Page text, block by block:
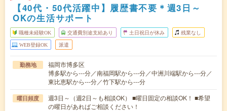
【40代・50代活躍中】履歴書不要＊週3日～
OKの生活サポート
職種未経験OK 交通費別途支給あり 土日祝日が休み 残業なし
WEB登録OK 派遣
勤務地
福岡市博多区
博多駅から---分／南福岡駅から---分／中洲川端駅から---分／
東比恵駅から---分／竹下駅から---分
曜日頻度
週3日～（週2日～も相談OK） ■曜日固定の相談OK！ ■希望
の曜日があればご相談ください！